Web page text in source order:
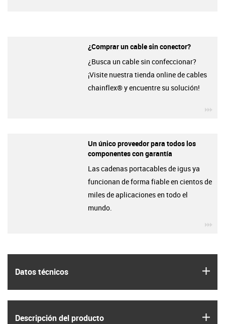
Datos técnicos
Descripción del producto
¿Comprar un cable sin conector?
¿Busca un cable sin confeccionar?
¡Visite nuestra tienda online de cables
chainflex® y encuentre su solución!
Un único proveedor para todos los
componentes con garantía
Las cadenas portacables de igus ya
funcionan de forma fiable en cientos de
miles de aplicaciones en todo el
mundo.